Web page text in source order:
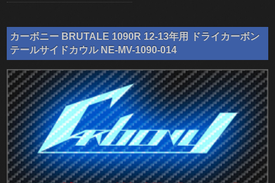
カーボニー BRUTALE 1090R 12-13年用 ドライカーボン
テールサイドカウル NE-MV-1090-014